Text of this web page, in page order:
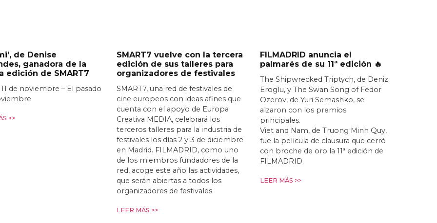
de Denise
ganadora de la
edición de SMART7
11 de noviembre – El pasado
>>
SMART7 vuelve con la tercera
edición de sus talleres para
organizadores de festivales
SMART7, una red de festivales de
cine europeos con ideas afines que
cuenta con el apoyo de Europa
Creativa MEDIA, celebrará los
terceros talleres para la industria de
festivales los días 2 y 3 de diciembre
en Madrid. FILMADRID, como uno
de los miembros fundadores de la
red, acoge este año las actividades,
que serán abiertas a todos los
organizadores de festivales.
LEER MÁS >>
FILMADRID anuncia el
palmarés de su 11ª edición 🔥
The Shipwrecked Triptych, de Deniz
Eroglu, y The Swan Song of Fedor
Ozerov, de Yuri Semashko, se
alzaron con los premios
principales.
Viet and Nam, de Truong Minh Quy,
fue la película de clausura que cerró
con broche de oro la 11ª edición de
FILMADRID.
LEER MÁS >>